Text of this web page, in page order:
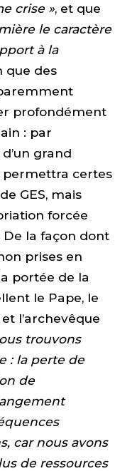
crise », et que
le caractère
à la
que des
profondément
: par
grand
certes
GES, mais
forcée
la façon dont
prises en
portée de la
le Pape, le
l’archevêque
trouvons
: la perte de
de
car nous avons
de ressources